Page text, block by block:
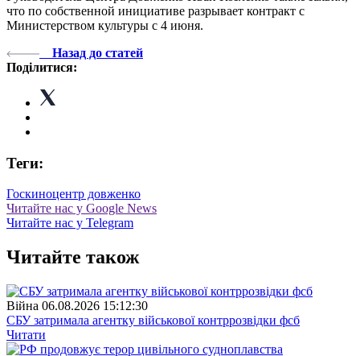
что по собственной инициативе разрывает контракт с
Министерством культуры с 4 июня.
Назад до статей
Поділитися:
Теги:
Госкиноцентр довженко
Читайте нас у Google News
Читайте нас у Telegram
Читайте також
Війна 06.08.2026 15:12:30
СБУ затримала агентку військової контррозвідки фсб
Читати